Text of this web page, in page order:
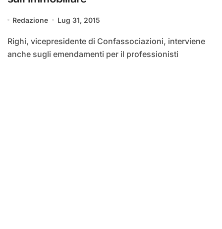
Redazione Lug 31, 2015
Righi, vicepresidente di Confassociazioni, interviene
anche sugli emendamenti per il professionisti